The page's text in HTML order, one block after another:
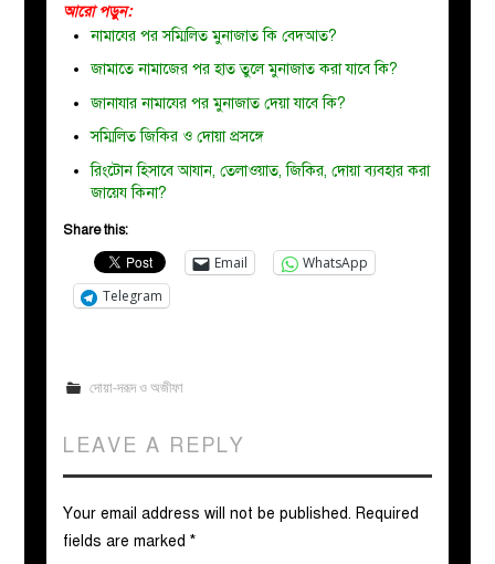
আরো পড়ুন:
নামাযের পর সম্মিলিত মুনাজাত কি বেদআত?
জামাতে নামাজের পর হাত তুলে মুনাজাত করা যাবে কি?
জানাযার নামাযের পর মুনাজাত দেয়া যাবে কি?
সম্মিলিত জিকির ও দোয়া প্রসঙ্গে
রিংটোন হিসাবে আযান, তেলাওয়াত, জিকির, দোয়া ব্যবহার করা
জায়েয কিনা?
Share this:
Email
WhatsApp
Telegram
দোয়া-দরূদ ও অজীফা
LEAVE A REPLY
Your email address will not be published. Required
fields are marked*